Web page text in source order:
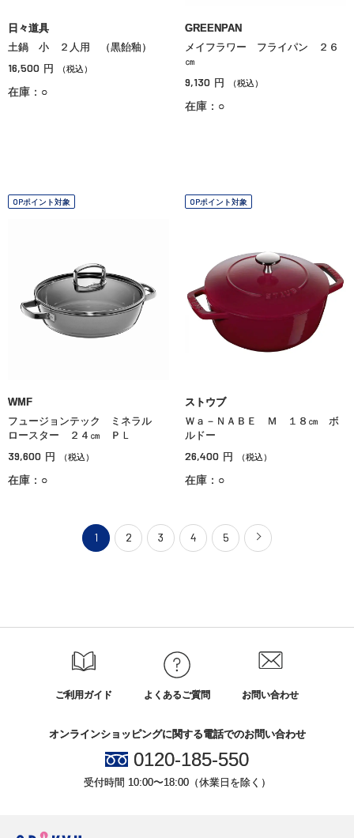
日々道具
土鍋 小 ２人用 （黒飴釉）
16,500 円 （税込）
在庫：○
GREENPAN
メイフラワー フライパン ２６
㎝
9,130 円 （税込）
在庫：○
OPポイント対象
WMF
フュージョンテック ミネラル
ロースター ２４㎝ ＰＬ
39,600 円 （税込）
在庫：○
OPポイント対象
ストウブ
Ｗａ－ＮＡＢＥ Ｍ １８㎝ ボ
ルドー
26,400 円 （税込）
在庫：○
1 2 3 4 5
ご利用ガイド よくあるご質問 お問い合わせ
オンラインショッピングに関する電話でのお問い合わせ
0120-185-550
受付時間 10:00〜18:00（休業日を除く）